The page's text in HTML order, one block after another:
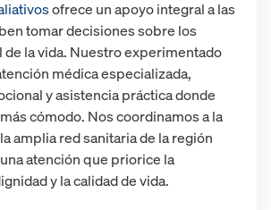
ofrece un apoyo integral a las
tomar decisiones sobre los
de la vida. Nuestro experimentado
médica especializada,
y asistencia práctica donde
cómodo. Nos coordinamos a la
amplia red sanitaria de la región
atención que priorice la
y la calidad de vida.